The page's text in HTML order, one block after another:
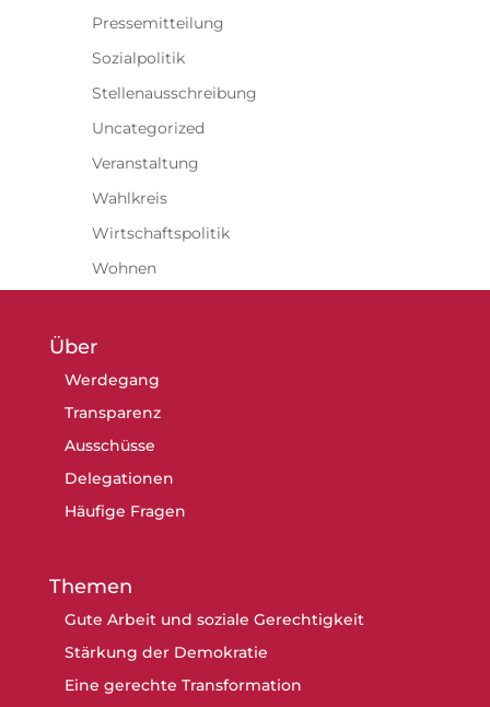
Pressemitteilung
Sozialpolitik
Stellenausschreibung
Uncategorized
Veranstaltung
Wahlkreis
Wirtschaftspolitik
Wohnen
Über
Werdegang
Transparenz
Ausschüsse
Delegationen
Häufige Fragen
Themen
Gute Arbeit und soziale Gerechtigkeit
Stärkung der Demokratie
Eine gerechte Transformation